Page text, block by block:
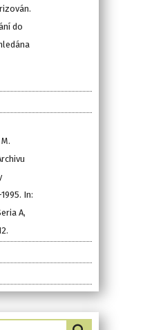
do
In:
A,